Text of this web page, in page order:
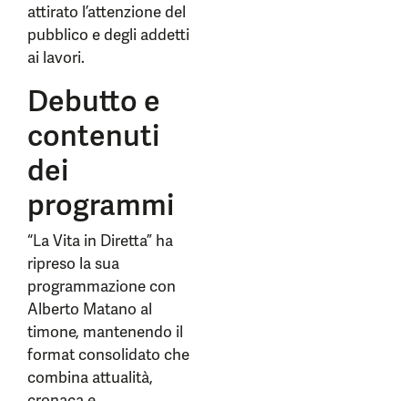
attirato l’attenzione del
pubblico e degli addetti
ai lavori.
Debutto e
contenuti
dei
programmi
“La Vita in Diretta” ha
ripreso la sua
programmazione con
Alberto Matano al
timone, mantenendo il
format consolidato che
combina attualità,